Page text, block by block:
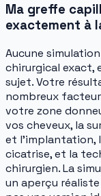
Ma greffe
exactement à
Aucune
chirurgical exact,
sujet. Votre
nombreux
votre zone
vos cheveux, la
et l'implantation,
cicatrise, et la
chirurgien. La
un aperçu